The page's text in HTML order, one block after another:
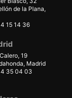
de la Plana,
15 14 36
19
Madrid
35 04 03